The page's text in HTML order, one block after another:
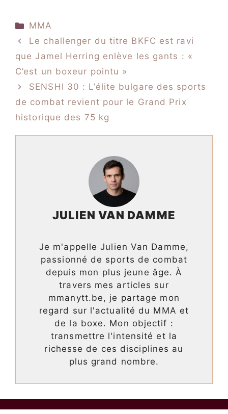
Catégories
MMA
Le challenger du titre BKFC est ravi
que Jamel Herring enlève les gants : «
C’est un boxeur pointu »
SENSHI 30 : L’élite bulgare des sports
de combat revient pour le Grand Prix
historique des 75 kg
JULIEN VAN DAMME
Je m'appelle Julien Van Damme,
passionné de sports de combat
depuis mon plus jeune âge. À
travers mes articles sur
mmanytt.be, je partage mon
regard sur l'actualité du MMA et
de la boxe. Mon objectif :
transmettre l'intensité et la
richesse de ces disciplines au
plus grand nombre.